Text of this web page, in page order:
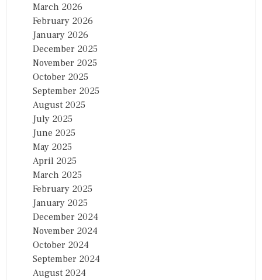
March 2026
February 2026
January 2026
December 2025
November 2025
October 2025
September 2025
August 2025
July 2025
June 2025
May 2025
April 2025
March 2025
February 2025
January 2025
December 2024
November 2024
October 2024
September 2024
August 2024